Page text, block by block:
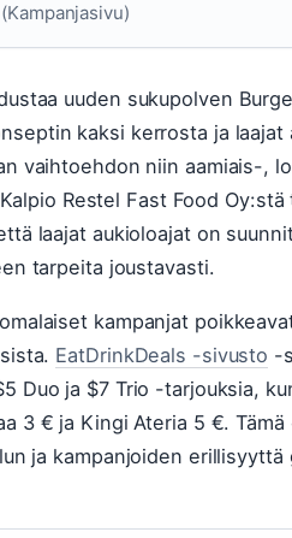
uuden sukupolven
kaksi kerrosta ja
vaihtoehdon niin aamiais-,
Restel Fast Food
laajat aukioloajat on
tarpeita joustavasti.
kampanjat
EatDrinkDeals -sivusto -
Duo ja $7 Trio -tarjouksia,
3 € ja Kingi Ateria 5 €.
ja kampanjoiden erillisyyttä